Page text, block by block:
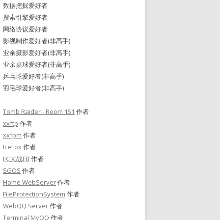
数据挖掘爱好者
搜索引擎爱好者
网络协议爱好者
影视制作爱好者(非高手)
业余摄影爱好者(非高手)
业余桌球爱好者(非高手)
乒乓球爱好者(非高手)
羽毛球爱好者(非高手)
Tomb Raider - Room 151 作者
xxftp 作者
xxfpm 作者
IceFox作者
FC大战FB 作者
SGOS 作者
Home WebServer作者
FileProtectionSystem 作者
WebQQ Server作者
Terminal MyQQ 作者